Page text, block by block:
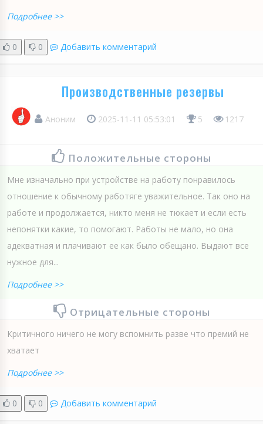
Подробнее >>
0 0 Добавить комментарий
Производственные резервы
Аноним 2025-11-11 05:53:01 5 1217
Положительные стороны
Мне изначально при устройстве на работу понравилось
отношение к обычному работяге уважительное. Так оно на
работе и продолжается, никто меня не тюкает и если есть
непонятки какие, то помогают. Работы не мало, но она
адекватная и плачивают ее как было обещано. Выдают все
нужное для...
Подробнее >>
Отрицательные стороны
Критичного ничего не могу вспомнить разве что премий не
хватает
Подробнее >>
0 0 Добавить комментарий